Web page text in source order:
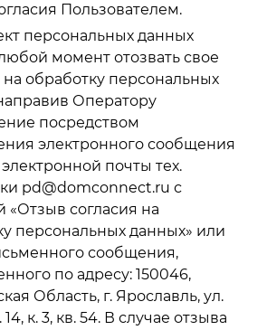
Пользователем.
персональных данных
момент отозвать свое
на обработку персональных
Оператору
посредством
электронного сообщения
почты тех.
pd@domconnect.ru с
«Отзыв согласия на
персональных данных» или
сообщения,
по адресу: 150046,
Область, г. Ярославль, ул.
14, к. 3, кв. 54. В случае отзыва